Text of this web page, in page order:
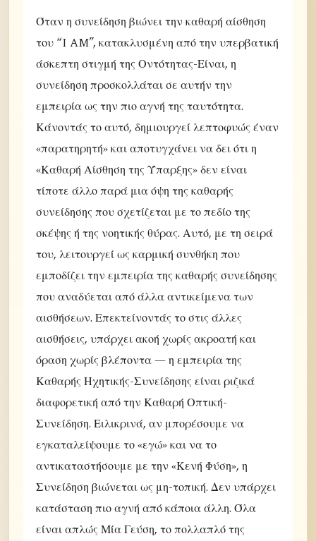
Όταν η συνείδηση βιώνει την καθαρή αίσθηση
του “I AM”, κατακλυσμένη από την υπερβατική
άσκεπτη στιγμή της Οντότητας-Είναι, η
συνείδηση προσκολλάται σε αυτήν την
εμπειρία ως την πιο αγνή της ταυτότητα.
Κάνοντάς το αυτό, δημιουργεί λεπτοφυώς έναν
«παρατηρητή» και αποτυγχάνει να δει ότι η
«Καθαρή Αίσθηση της Ύπαρξης» δεν είναι
τίποτε άλλο παρά μια όψη της καθαρής
συνείδησης που σχετίζεται με το πεδίο της
σκέψης ή της νοητικής θύρας. Αυτό, με τη σειρά
του, λειτουργεί ως καρμική συνθήκη που
εμποδίζει την εμπειρία της καθαρής συνείδησης
που αναδύεται από άλλα αντικείμενα των
αισθήσεων. Επεκτείνοντάς το στις άλλες
αισθήσεις, υπάρχει ακοή χωρίς ακροατή και
όραση χωρίς βλέποντα — η εμπειρία της
Καθαρής Ηχητικής-Συνείδησης είναι ριζικά
διαφορετική από την Καθαρή Οπτική-
Συνείδηση. Ειλικρινά, αν μπορέσουμε να
εγκαταλείψουμε το «εγώ» και να το
αντικαταστήσουμε με την «Κενή Φύση», η
Συνείδηση βιώνεται ως μη-τοπική. Δεν υπάρχει
κατάσταση πιο αγνή από κάποια άλλη. Όλα
είναι απλώς Μία Γεύση, το πολλαπλό της